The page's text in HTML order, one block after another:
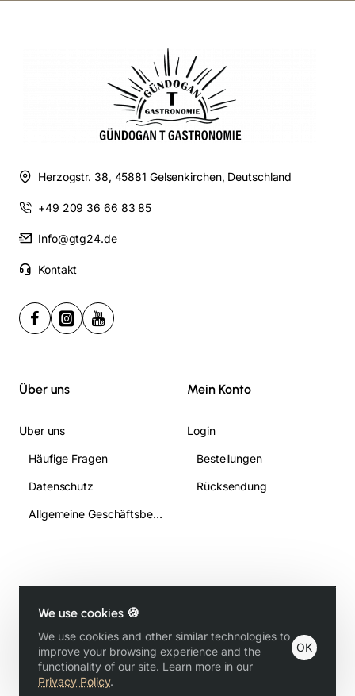
We use cookies 🍪
We use cookies and other similar technologies to
improve your browsing experience and the
functionality of our site. Learn more in our
Privacy Policy.
OK
Herzogstr. 38, 45881 Gelsenkirchen, Deutschland
+49 209 36 66 83 85
Info@gtg24.de
Kontakt
Über uns
Über uns
Häufige Fragen
Datenschutz
Allgemeine Geschäftsbedingungen
Mein Konto
Login
Bestellungen
Rücksendung
Copyright © 2018, Gündogan T Gastronomie All Rights Reserved